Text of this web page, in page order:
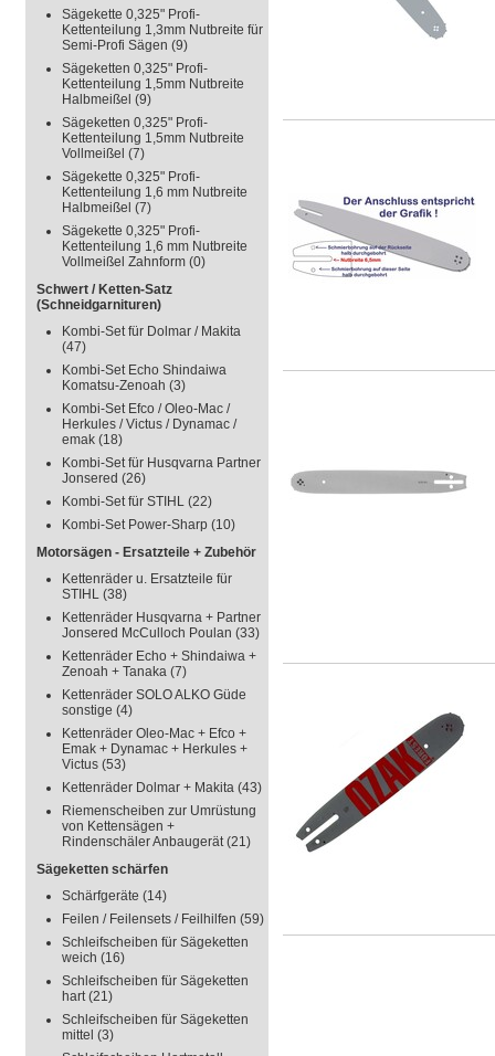
Sägekette 0,325" Profi-
Kettenteilung 1,3mm Nutbreite für
Semi-Profi Sägen (9)
Sägeketten 0,325" Profi-
Kettenteilung 1,5mm Nutbreite
Halbmeißel (9)
Sägeketten 0,325" Profi-
Kettenteilung 1,5mm Nutbreite
Vollmeißel (7)
Sägekette 0,325" Profi-
Kettenteilung 1,6 mm Nutbreite
Halbmeißel (7)
Sägekette 0,325" Profi-
Kettenteilung 1,6 mm Nutbreite
Vollmeißel Zahnform (0)
Schwert / Ketten-Satz
(Schneidgarnituren)
Kombi-Set für Dolmar / Makita
(47)
Kombi-Set Echo Shindaiwa
Komatsu-Zenoah (3)
Kombi-Set Efco / Oleo-Mac /
Herkules / Victus / Dynamac /
emak (18)
Kombi-Set für Husqvarna Partner
Jonsered (26)
Kombi-Set für STIHL (22)
Kombi-Set Power-Sharp (10)
Motorsägen - Ersatzteile + Zubehör
Kettenräder u. Ersatzteile für
STIHL (38)
Kettenräder Husqvarna + Partner
Jonsered McCulloch Poulan (33)
Kettenräder Echo + Shindaiwa +
Zenoah + Tanaka (7)
Kettenräder SOLO ALKO Güde
sonstige (4)
Kettenräder Oleo-Mac + Efco +
Emak + Dynamac + Herkules +
Victus (53)
Kettenräder Dolmar + Makita (43)
Riemenscheiben zur Umrüstung
von Kettensägen +
Rindenschäler Anbaugerät(21)
Sägeketten schärfen
Schärfgeräte (14)
Feilen / Feilensets / Feilhilfen (59)
Schleifscheiben für Sägeketten
weich (16)
Schleifscheiben für Sägeketten
hart(21)
Schleifscheiben für Sägeketten
mittel (3)